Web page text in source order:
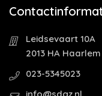
Leidsevaart 10A
2013 HA Haarlem
023-5345023